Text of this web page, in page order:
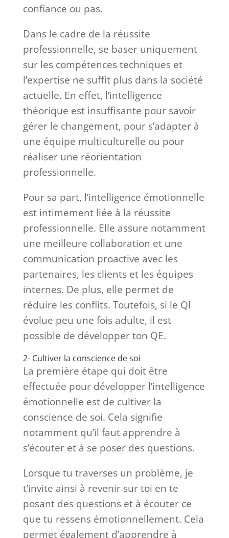
confiance ou pas.
Dans le cadre de la réussite
professionnelle, se baser uniquement
sur les compétences techniques et
l’expertise ne suffit plus dans la société
actuelle. En effet, l’intelligence
théorique est insuffisante pour savoir
gérer le changement, pour s’adapter à
une équipe multiculturelle ou pour
réaliser une réorientation
professionnelle.
Pour sa part, l’intelligence émotionnelle
est intimement liée à la réussite
professionnelle. Elle assure notamment
une meilleure collaboration et une
communication proactive avec les
partenaires, les clients et les équipes
internes. De plus, elle permet de
réduire les conflits. Toutefois, si le QI
évolue peu une fois adulte, il est
possible de développer ton QE.
2- Cultiver la conscience de soi
La première étape qui doit être
effectuée pour développer l’intelligence
émotionnelle est de cultiver la
conscience de soi. Cela signifie
notamment qu’il faut apprendre à
s’écouter et à se poser des questions.
Lorsque tu traverses un problème, je
t’invite ainsi à revenir sur toi en te
posant des questions et à écouter ce
que tu ressens émotionnellement. Cela
permet également d’apprendre à